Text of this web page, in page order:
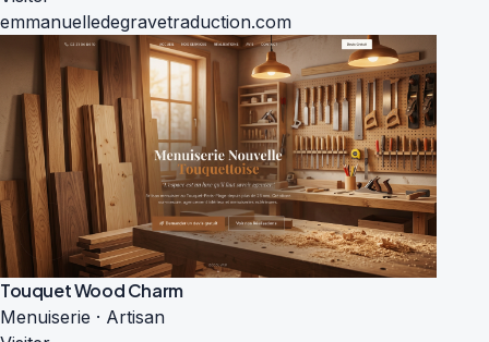
emmanuelledegravetraduction.com
Touquet Wood Charm
Menuiserie · Artisan